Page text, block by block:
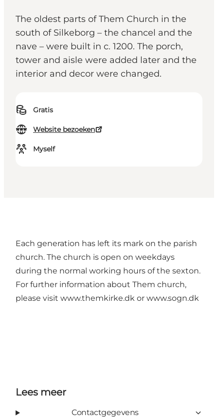
The oldest parts of Them Church in the
south of Silkeborg – the chancel and the
nave – were built in c. 1200. The porch,
tower and aisle were added later and the
interior and decor were changed.
Gratis
Website bezoeken
Myself
Each generation has left its mark on the parish
church. The church is open on weekdays
during the normal working hours of the sexton.
For further information about Them church,
please visit www.themkirke.dk or www.sogn.dk
Lees meer
Contactgegevens